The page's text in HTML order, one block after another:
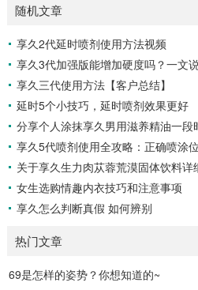
随机文章
享久2代延时喷剂使用方法视频
享久3代加强版能增加硬度吗？一文
享久三代使用方法【客户总结】
延时5个小技巧，延时喷剂效果更好
分享个人涂抹享久男用滋养精油一段
享久5代喷剂使用全攻略：正确喷涂
关于享久生力肉苁蓉荒漠固体饮料详
女生选购情趣内衣技巧和注意事项
享久怎么判断真假 如何辨别
热门文章
69是怎样的姿势？你想知道的~